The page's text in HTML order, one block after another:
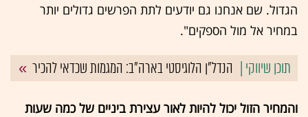
הגדול. שם אנחנו גם יודעים לתת הפרשים גדולים יותר
במחיר אל מול הספקים".
הנדל"ן הלוגיסטי בארה"ב: המגמות שכדאי להכיר
והמחיר הזול יכול להיות לאור עצירת ביניים של כמה שעות